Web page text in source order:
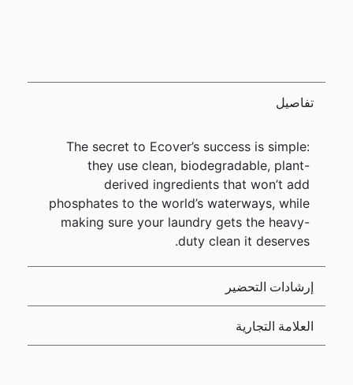
تفاصيل
The secret to Ecover’s success is simple:
they use clean, biodegradable, plant-
derived ingredients that won’t add
phosphates to the world’s waterways, while
making sure your laundry gets the heavy-
duty clean it deserves.
إرشادات التحضير
العلامة التجارية